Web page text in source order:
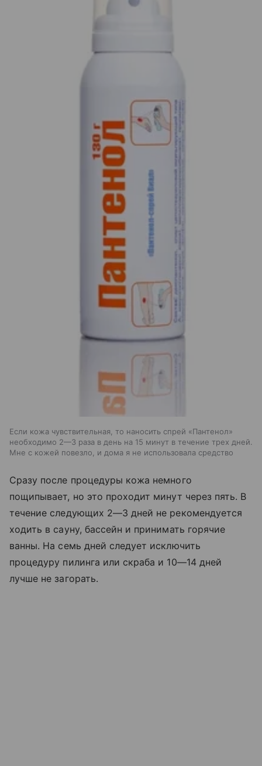
Если кожа чувствительная, то наносить спрей «Пантенол»
необходимо 2—3 раза в день на 15 минут в течение трех дней.
Мне с кожей повезло, и дома я не использовала средство
Сразу после процедуры кожа немного
пощипывает, но это проходит минут через пять. В
течение следующих 2—3 дней не рекомендуется
ходить в сауну, бассейн и принимать горячие
ванны. На семь дней следует исключить
процедуру пилинга или скраба и 10—14 дней
лучше не загорать.